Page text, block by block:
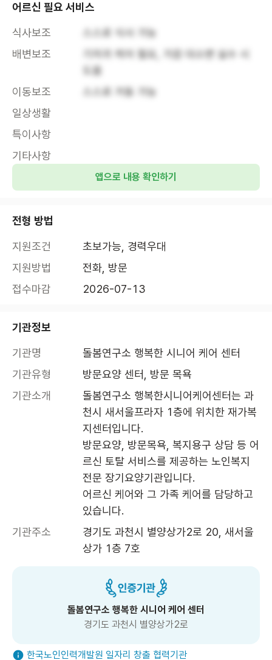
어르신 필요 서비스
식사보조
스스로 식사 가능
배변보조
기저귀 케어 필요, 가끔 대소변 실수 시
도움
이동보조
스스로 거동 가능
일상생활
특이사항
기타사항
앱으로 내용 확인하기
전형 방법
지원조건
초보가능, 경력우대
지원방법
전화, 방문
접수마감
2026-07-13
기관정보
기관명
돌봄연구소 행복한 시니어 케어 센터
기관유형
방문요양 센터, 방문 목욕
기관소개
돌봄연구소 행복한시니어케어센터는 과
천시 새서울프라자 1층에 위치한 재가복
지센터입니다.
방문요양, 방문목욕, 복지용구 상담 등 어
르신 토탈 서비스를 제공하는 노인복지
전문 장기요양기관입니다.
어르신 케어와 그 가족 케어를 담당하고
있습니다.
기관주소
경기도 과천시 별양상가2로 20, 새서울
상가 1층 7호
돌봄연구소 행복한 시니어 케어 센터
경기도 과천시 별양상가2로
한국노인인력개발원 일자리 창출 협력기관